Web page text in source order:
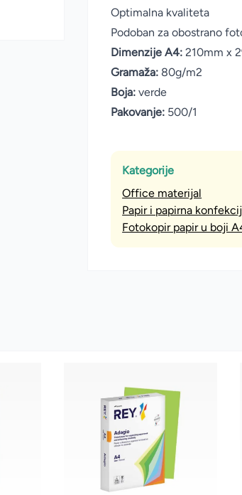
Optimalna kvaliteta
Podoban za obostrano
Dimenzije A4: 210mm x
Gramaža: 80g/m2
Boja: verde
Pakovanje: 500/1
Kategorije
Office materijal
Papir i papirna
Fotokopir papir u boji